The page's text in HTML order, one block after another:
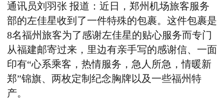
通讯员刘羽张 报道：近日，郑州机场旅客服务
部的左佳星收到了一件特殊的包裹。这件包裹是
8名福州旅客为了感谢左佳星的贴心服务而专门
从福建邮寄过来，里边有亲手写的感谢信、一面
印有“心系乘客，热情服务，急人所急，情暖新
郑”锦旗、两枚定制纪念胸牌以及一些福州特
产。